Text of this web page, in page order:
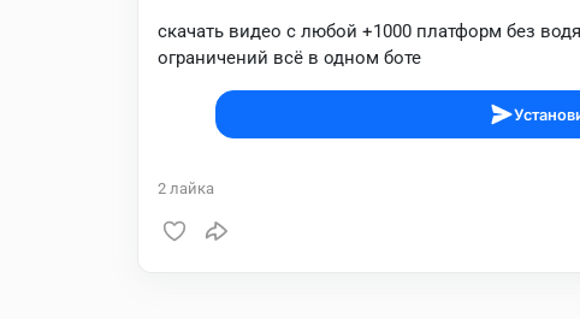
скачать видео с любой +1000 платформ без
ограничений всё в одном боте
2 лайка